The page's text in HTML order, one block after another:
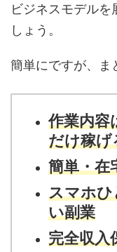
ビジネスモデルを
しょう。
簡単にですが、ま
作業内容
だけ稼げ
簡単・在
スマホひ
い副業
完全収入